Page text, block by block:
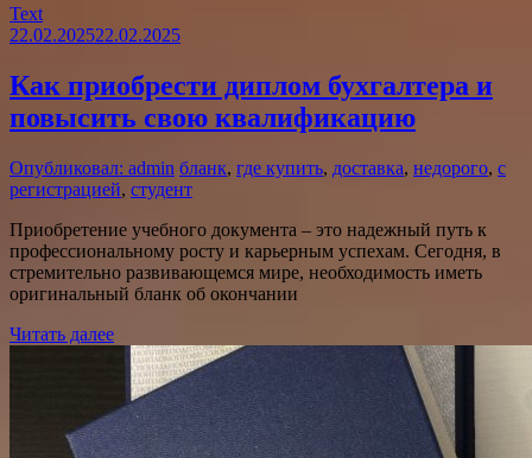
Text
22.02.202522.02.2025
Как приобрести диплом бухгалтера и
повысить свою квалификацию
Опубликовал: admin бланк, где купить, доставка, недорого, с
регистрацией, студент
Приобретение учебного документа – это надежный путь к
профессиональному росту и карьерным успехам. Сегодня, в
стремительно развивающемся мире, необходимость иметь
оригинальный бланк об окончании
Читать далее